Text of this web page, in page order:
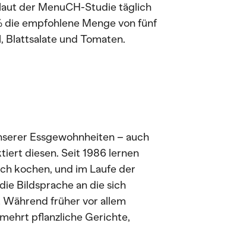
der MenuCH-Studie täglich
die empfohlene Menge von fünf
Blattsalate und Tomaten.
Essgewohnheiten – auch
diesen. Seit 1986 lernen
kochen, und im Laufe der
Bildsprache an die sich
früher vor allem
pflanzliche Gerichte,